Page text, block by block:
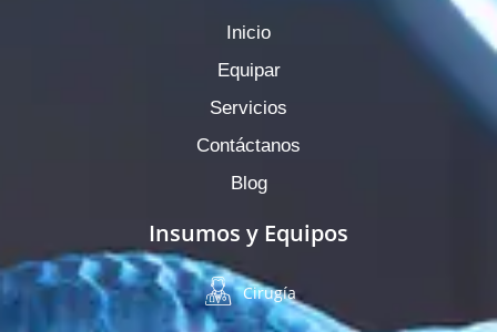
Inicio
Equipar
Servicios
Contáctanos
Blog
Insumos y Equipos
Cirugía